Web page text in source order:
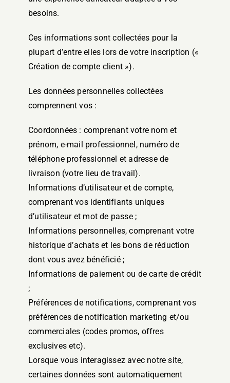
besoins.
Ces informations sont collectées pour la
plupart d’entre elles lors de votre inscription («
Création de compte client »).
Les données personnelles collectées
comprennent vos :
Coordonnées : comprenant votre nom et
prénom, e-mail professionnel, numéro de
téléphone professionnel et adresse de
livraison (votre lieu de travail).
Informations d’utilisateur et de compte,
comprenant vos identifiants uniques
d’utilisateur et mot de passe ;
Informations personnelles, comprenant votre
historique d’achats et les bons de réduction
dont vous avez bénéficié ;
Informations de paiement ou de carte de crédit
;
Préférences de notifications, comprenant vos
préférences de notification marketing et/ou
commerciales (codes promos, offres
exclusives etc).
Lorsque vous interagissez avec notre site,
certaines données sont automatiquement